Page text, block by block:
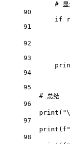
# 显
90
if
91
92
93
94
95
# 总结
96
print ( "
97
print ( f
98